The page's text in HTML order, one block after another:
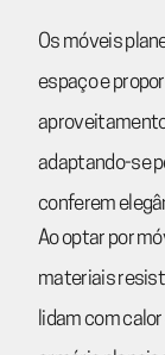
Os móveis
espaço e
adaptando-se
conferem
Ao optar por
materiais
lidam com